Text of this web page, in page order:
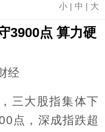
小 | 中 | 大
3900点 算力硬
经
三大股指集体下
点，深成指跌超